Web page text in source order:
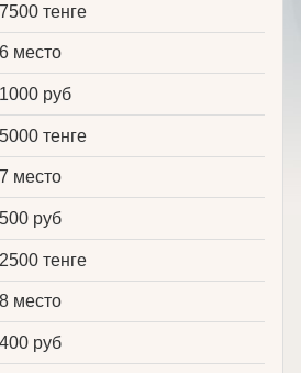
7500 тенге
6 место
1000 руб
5000 тенге
7 место
500 руб
2500 тенге
8 место
400 руб